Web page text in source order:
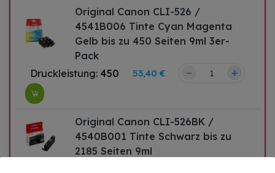
Original Canon CLI-526 /
4541B006 Tinte Cyan Magenta
Gelb bis zu 450 Seiten 9ml 3er-
Pack
Druckleistung: 450 53,40 € – +
Original Canon CLI-526BK /
4540B001 Tinte Schwarz bis zu
2185 Seiten 9ml